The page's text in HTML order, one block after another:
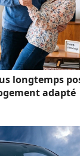
longtemps
adapté